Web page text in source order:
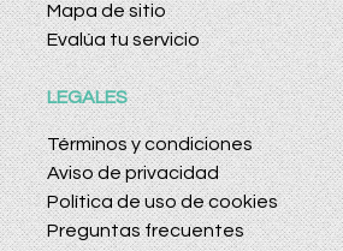
Mapa de sitio
Evalúa tu servicio
LEGALES
Términos y condiciones
Aviso de privacidad
Política de uso de cookies
Preguntas frecuentes